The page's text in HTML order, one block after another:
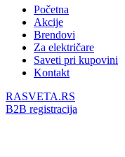
Početna
Akcije
Brendovi
Za električare
Saveti pri kupovini
Kontakt
RASVETA.RS
B2B registracija